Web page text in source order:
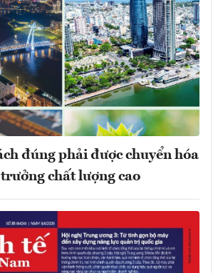
đúng phải được chuyển hóa
chất lượng cao